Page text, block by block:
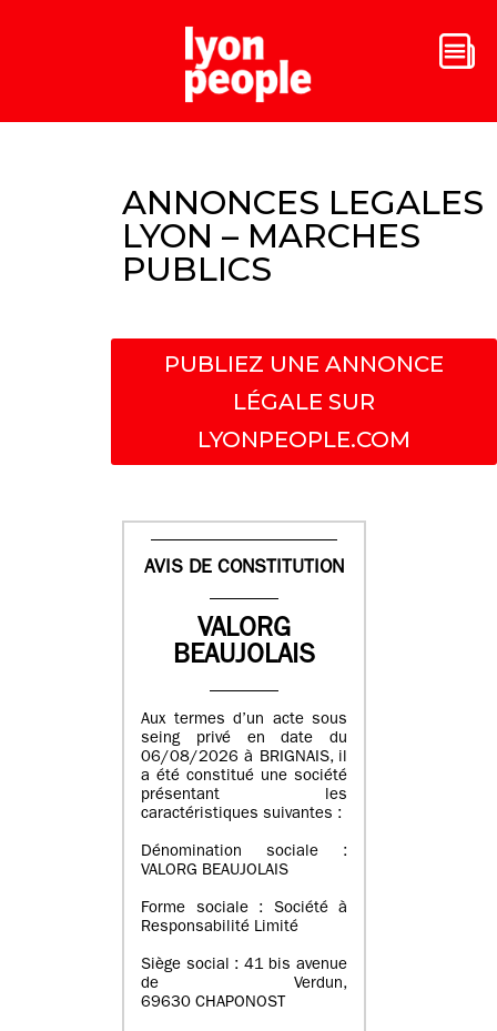
ANNONCES LEGALES
LYON – MARCHES
PUBLICS
PUBLIEZ UNE ANNONCE
LÉGALE SUR
LYONPEOPLE.COM
AVIS DE CONSTITUTION
VALORG
BEAUJOLAIS
Aux termes d’un acte sous
seing privé en date du
06/08/2026 à BRIGNAIS, il
a été constitué une société
présentant les
caractéristiques suivantes :
Dénomination sociale :
VALORG BEAUJOLAIS
Forme sociale : Société à
Responsabilité Limité
Siège social : 41 bis avenue
de Verdun,
69630 CHAPONOST